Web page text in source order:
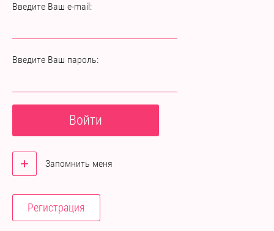
Введите Ваш e-mail:
Введите Ваш пароль:
Войти
Запомнить меня
Регистрация